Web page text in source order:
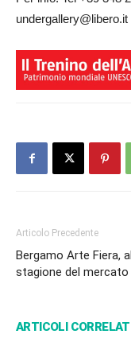
undergallery@libero.it
Articolo Precedente
Bergamo Arte Fiera,
stagione del mercato
ARTICOLI CORRELATI